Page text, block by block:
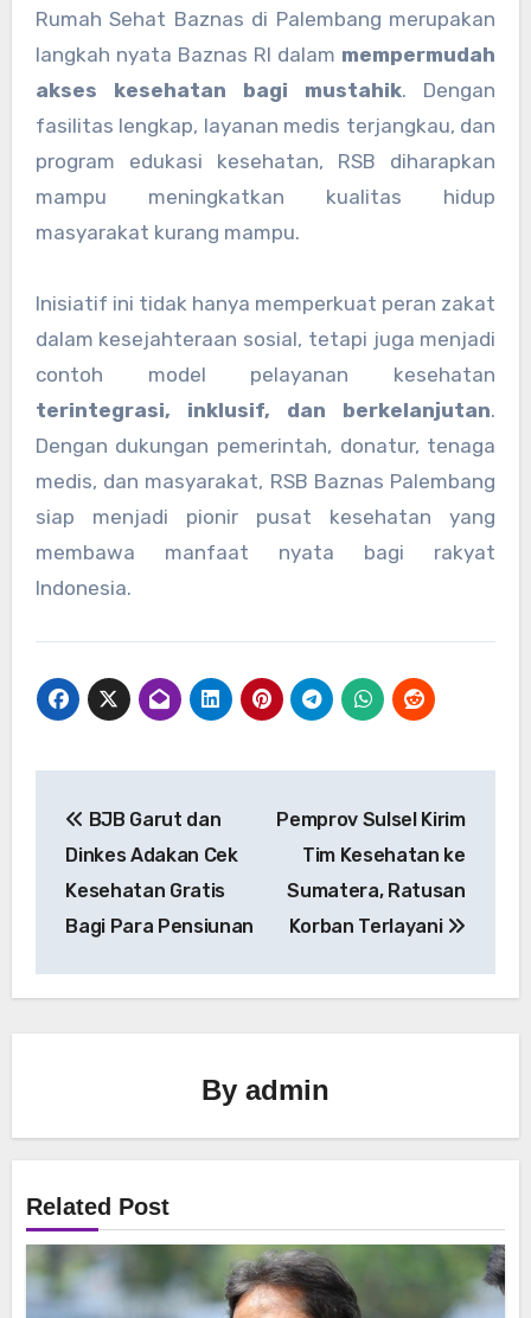
Rumah Sehat Baznas di Palembang merupakan
langkah nyata Baznas RI dalam mempermudah
akses kesehatan bagi mustahik. Dengan
fasilitas lengkap, layanan medis terjangkau, dan
program edukasi kesehatan, RSB diharapkan
mampu meningkatkan kualitas hidup
masyarakat kurang mampu.
Inisiatif ini tidak hanya memperkuat peran zakat
dalam kesejahteraan sosial, tetapi juga menjadi
contoh model pelayanan kesehatan
terintegrasi, inklusif, dan berkelanjutan.
Dengan dukungan pemerintah, donatur, tenaga
medis, dan masyarakat, RSB Baznas Palembang
siap menjadi pionir pusat kesehatan yang
membawa manfaat nyata bagi rakyat
Indonesia.
pos
BJB Garut dan
Dinkes Adakan Cek
Kesehatan Gratis
Bagi Para Pensiunan
Pemprov Sulsel Kirim
Tim Kesehatan ke
Sumatera, Ratusan
Korban Terlayani
By admin
Related Post